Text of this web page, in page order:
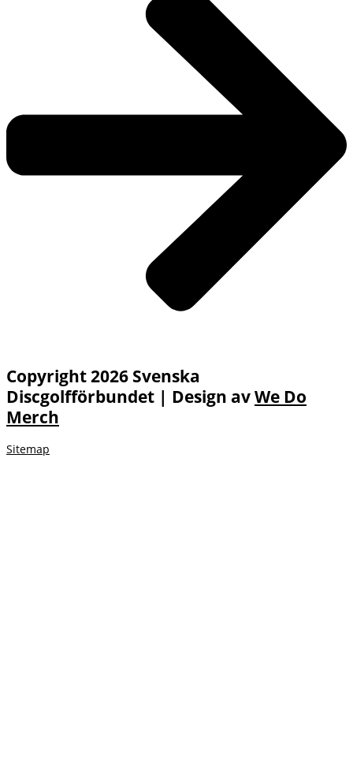
Copyright 2026 Svenska
Discgolfförbundet | Design avWe Do
Merch
Sitemap